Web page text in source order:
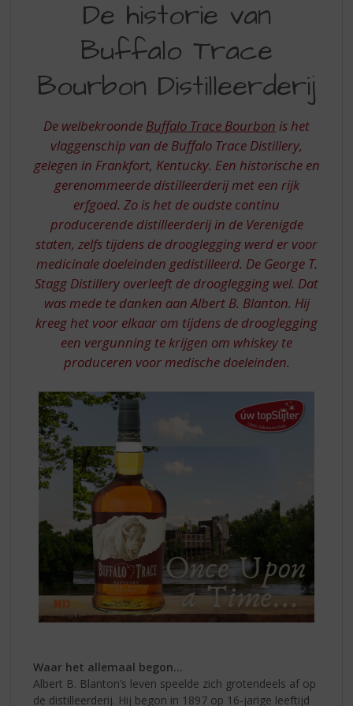
HISTORIE
BUFFALO
TRACE
BOURBON
DISTILLEERDERIJ
De historie van
Buffalo Trace
Bourbon Distilleerderij
De welbekroonde Buffalo Trace Bourbon is het
vlaggenschip van de Buffalo Trace Distillery,
gelegen in Frankfort, Kentucky. Een historische en
gerenommeerde distilleerderij met een rijk
erfgoed. Zo is het de oudste continu
producerende distilleerderij in de Verenigde
staten, zelfs tijdens de drooglegging werd er voor
medicinale doeleinden gedistilleerd. De George T.
Stagg Distillery overleeft de drooglegging wel. Dat
was mede te danken aan Albert B. Blanton. Hij
kreeg het voor elkaar om tijdens de drooglegging
een vergunning te krijgen om whiskey te
produceren voor medische doeleinden.
Waar het allemaal begon...
Albert B. Blanton’s leven speelde zich grotendeels af op
de distilleerderij. Hij begon in 1897 op 16-jarige leeftijd